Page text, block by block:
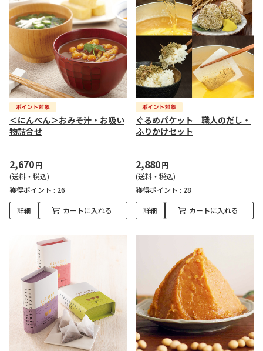
＜にんべん＞おみそ汁・お吸い
物詰合せ
2,670円
(送料・税込)
獲得ポイント : 26
詳細 カートに入れる
ぐるめパケット 職人のだし・
ふりかけセット
2,880円
(送料・税込)
獲得ポイント : 28
詳細 カートに入れる